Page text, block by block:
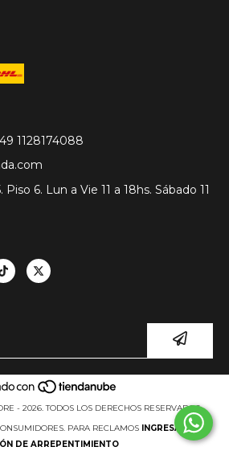
1128174088
6. Lun a Vie 11 a 18hs. Sábado 11
- 2026. TODOS LOS DERECHOS RESERVADOS.
PARA RECLAMOS INGRESÁ ACÁ.
DE ARREPENTIMIENTO